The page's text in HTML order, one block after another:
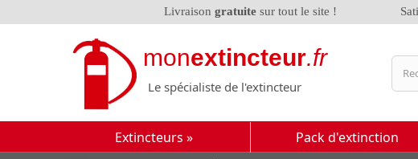
Livraison gratuite sur tout le site !
monextincteur.fr
Le spécialiste de l'extincteur
Extincteurs » Pack d'extinction